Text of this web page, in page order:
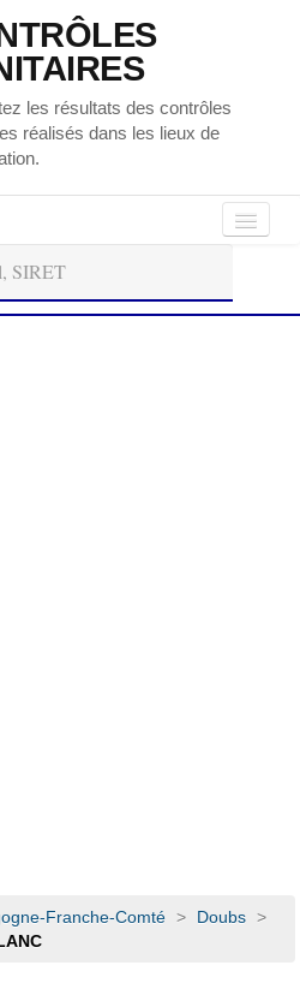
les résultats des contrôles
réalisés dans les lieux de
Régions
Franche-Comté > Doubs >